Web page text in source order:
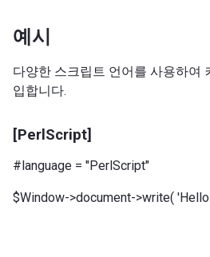
예시
다양한 스크립트 언어를 사용하여
입합니다.
[PerlScript]
#language = "PerlScript"
$Window->document->write(